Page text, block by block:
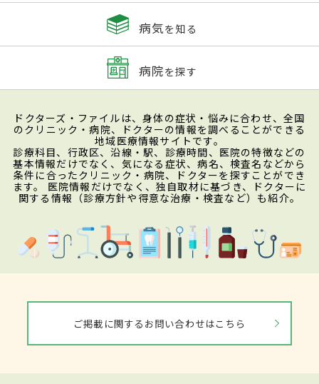
病気を知る
病院を探す
ドクターズ・ファイルは、身体の症状・悩みに合わせ、全国
のクリニック・病院、ドクターの情報を調べることができる
地域医療情報サイトです。
診療科目、行政区、沿線・駅、診療時間、医院の特徴などの
基本情報だけでなく、気になる症状、病名、検査名などから
条件に合ったクリニック・病院、ドクターを探すことができ
ます。 医院情報だけでなく、独自取材に基づき、ドクターに
関する情報（診療方針や得意な治療・検査など）も紹介。
ご掲載に関するお問い合わせはこちら